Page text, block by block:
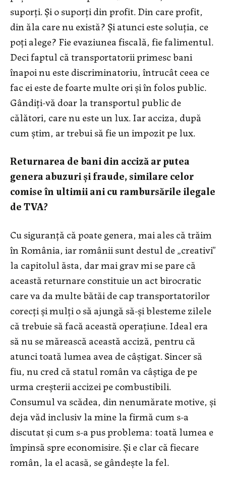
suporţi. Şi o suporţi din profit. Din care profit,
din ăla care nu există? Şi atunci este soluţia, ce
poţi alege? Fie evaziunea fiscală, fie falimentul.
Deci faptul că transportatorii primesc bani
înapoi nu este discriminatoriu, întrucât ceea ce
fac ei este de foarte multe ori şi în folos public.
Gândiţi-vă doar la transportul public de
călători, care nu este un lux. Iar acciza, după
cum ştim, ar trebui să fie un impozit pe lux.
Returnarea de bani din acciză ar putea
genera abuzuri şi fraude, similare celor
comise în ultimii ani cu rambursările ilegale
de TVA?
Cu siguranţă că poate genera, mai ales că trăim
în România, iar românii sunt destul de „creativi”
la capitolul ăsta, dar mai grav mi se pare că
această returnare constituie un act birocratic
care va da multe bătăi de cap transportatorilor
corecţi şi mulţi o să ajungă să-şi blesteme zilele
că trebuie să facă această operaţiune. Ideal era
să nu se mărească această acciză, pentru că
atunci toată lumea avea de câştigat. Sincer să
fiu, nu cred că statul român va câştiga de pe
urma creşterii accizei pe combustibili.
Consumul va scădea, din nenumărate motive, şi
deja văd inclusiv la mine la firmă cum s-a
discutat şi cum s-a pus problema: toată lumea e
împinsă spre economisire. Şi e clar că fiecare
român, la el acasă, se gândeşte la fel.